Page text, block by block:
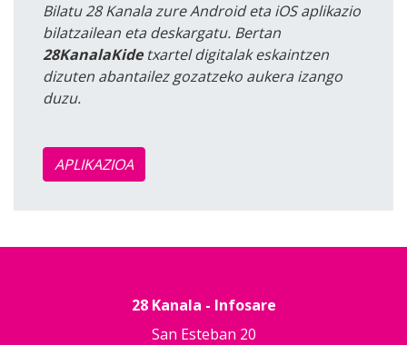
Bilatu 28 Kanala zure Android eta iOS aplikazio
bilatzailean eta deskargatu. Bertan
28KanalaKidetxartel digitalak eskaintzen
dizuten abantailez gozatzeko aukera izango
duzu.
APLIKAZIOA
28 Kanala - Infosare
San Esteban 20